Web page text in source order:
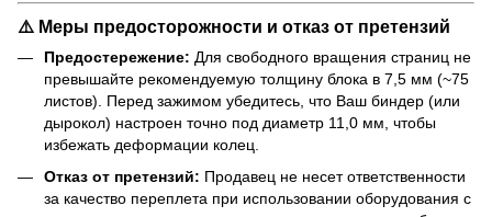
⚠️ Меры предосторожности и отказ от претензий
Предостережение: Для свободного вращения страниц не
превышайте рекомендуемую толщину блока в 7,5 мм (~75
листов). Перед зажимом убедитесь, что Ваш биндер (или
дырокол) настроен точно под диаметр 11,0 мм, чтобы
избежать деформации колец.
Отказ от претензий: Продавец не несет ответственности
за качество переплета при использовании оборудования с